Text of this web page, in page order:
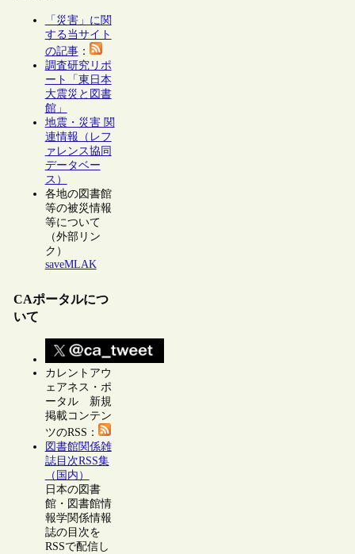
「災害」に関
する当サイト
の記事：
調査研究リポ
ート「東日本
大震災と図書
館」
地震・災害 関
連情報（レフ
ァレンス協同
データベー
ス）
各地の図書館
等の被災情報
等について
（外部リン
ク）
saveMLAK
CAポータルにつ
いて
カレントアウ
ェアネス・ポ
ータル 新規
掲載コンテン
ツのRSS：
図書館関係雑
誌目次RSS集
（国内）
日本の図書
館・図書館情
報学関係情報
誌の目次を
RSSで配信し